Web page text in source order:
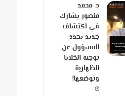
د. محمد
منصور يشارك
في اكتشاف
جديد يحدد
المسؤول عن
توجيه الخلايا
الظهارية
وتوضعها!